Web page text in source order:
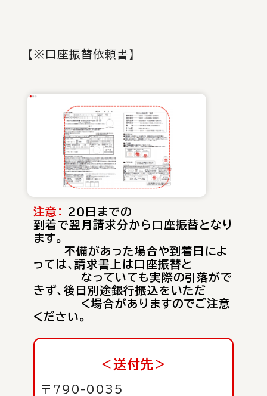
【※口座振替依頼書】
注意：
２０日までの
到着で翌月請求分から口座振替となり
ます。
不備があった場合や到着日によ
っては、請求書上は口座振替と
なっていても実際の引落がで
きず、後日別途銀行振込をいただ
く場合がありますのでご注意
ください。
＜送付先＞
〒790-0035